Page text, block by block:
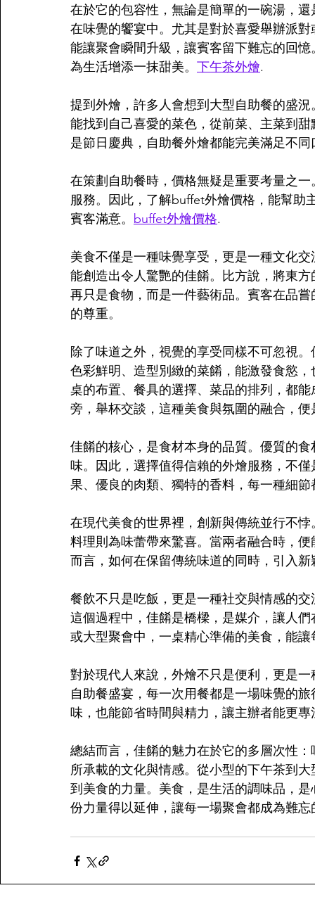
在於它的包容性，無論是簡單的一碗湯，
在味覺的饗宴中。尤其是對於喜愛舉辦派
能讓聚會瞬間升級，讓賓客留下難忘的回
為生活增添一抹甜美。 下午茶外燴.
提到外燴，許多人會想到大型自助餐的盛
能找到自己喜愛的菜色，從前菜、主菜到
是節日慶典，自助餐外燴都能完美滿足不
在策劃自助餐時，價格無疑是重要考量之
服務。因此，了解buffet外燴價格，能幫助
賓客滿意。 buffet外燴價格.
美食不僅是一種味覺享受，更是一種文化
能創造出令人驚艷的佳餚。比方說，將東
再只是食物，而是一件藝術品。賓客在品
的尊重。
除了味道之外，視覺的享受同樣不可忽視
色彩鮮明、造型別緻的菜餚，能激發食慾
桌的布置、餐具的選擇、菜品的排列，都
旁，舉杯交談，這種美食與氛圍的融合，
佳餚的核心，是食材本身的品質。優質的
味。因此，選擇值得信賴的外燴服務，不
果、優良的肉類、獨特的香料，每一種細
在現代美食的世界裡，創新與傳統並行不
料理則為味蕾帶來驚喜。當兩者融合時，
而言，如何在保留傳統味道的同時，引入
餐飲不只是吃飯，更是一種社交與情感的
這個過程中，佳餚是橋樑，是媒介，讓人
或大型聚會中，一桌精心準備的美食，能
對於現代人來說，外燴不只是便利，更是
自助餐盛宴，每一次用餐都是一場味覺的
味，也能節省時間與精力，讓主辦者能更
總結而言，佳餚的魅力在於它的多層次性
所承載的文化與情感。從小型的下午茶到
到美食的力量。美食，是生活的調味品，
份力量得以延伸，讓每一場聚會都成為難